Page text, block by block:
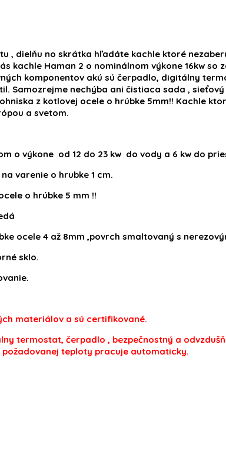
, dielňu no skrátka hľadáte kachle ktoré
kachle Haman 2 o nominálnom výkone 16kw
komponentov akú sú čerpadlo, digitálny
Samozrejme nechýba ani čistiaca sada ,
z kotlovej ocele o hrúbke 5mm!! Kachle
a svetom.
o výkone od 12 do 23 kw do vody a 6 kw do
varenie o hrubke 1 cm.
o hrúbke 5 mm !!
ocele 4 až 8mm ,povrch smaltovaný s
sklo.
materiálov a sú certifikované.
termostat, čerpadlo , bezpečnostný a
teploty pracuje automaticky.